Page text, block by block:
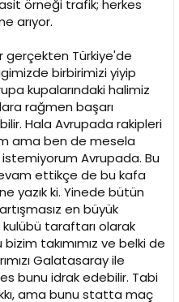
örneği trafik; herkes
arıyor.
gerçekten Türkiye'de
birbirimizi yiyip
kupalarındaki halimiz
rağmen başarı
Hala Avrupada rakipleri
ama ben de mesela
istemiyorum Avrupada. Bu
ettikçe de bu kafa
yazık ki. Yinede bütün
en büyük
kulübü taraftarı olarak
bizim takımımız ve belki de
Galatasaray ile
bunu idrak edebilir. Tabi
ama bunu statta maç